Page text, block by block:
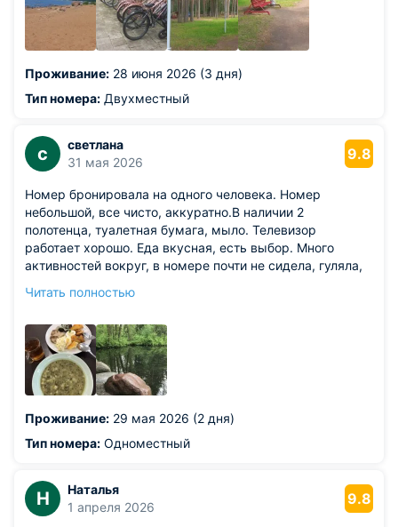
Проживание: 28 июня 2026 (3 дня)
Тип номера: Двухместный
с
светлана
31 мая 2026
9.8
Номер бронировала на одного человека. Номер
небольшой, все чисто, аккуратно.В наличии 2
полотенца, туалетная бумага, мыло. Телевизор
работает хорошо. Еда вкусная, есть выбор. Много
активностей вокруг, в номере почти не сидела, гуляла,
спокойному отдыху рекомендую.
станцию, либо чайную кружку, ложку, тарелку.
Читать полностью
Проживание: 29 мая 2026 (2 дня)
Тип номера: Одноместный
Н
Наталья
1 апреля 2026
9.8